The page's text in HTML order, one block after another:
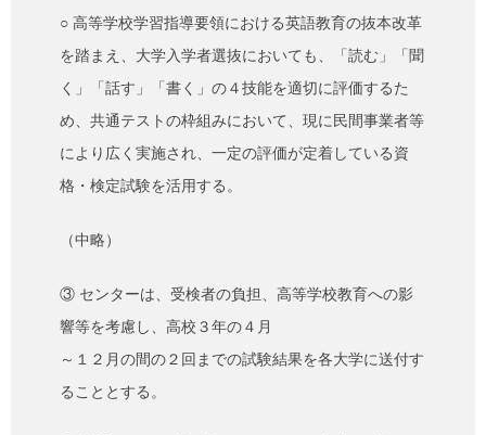
○ 高等学校学習指導要領における英語教育の抜本改革
を踏まえ、大学入学者選抜においても、「読む」「聞
く」「話す」「書く」の４技能を適切に評価するた
め、共通テストの枠組みにおいて、現に民間事業者等
により広く実施され、一定の評価が定着している資
格・検定試験を活用する。
（中略）
③ センターは、受検者の負担、高等学校教育への影
響等を考慮し、高校３年の４月
～１２月の間の２回までの試験結果を各大学に送付す
ることとする。